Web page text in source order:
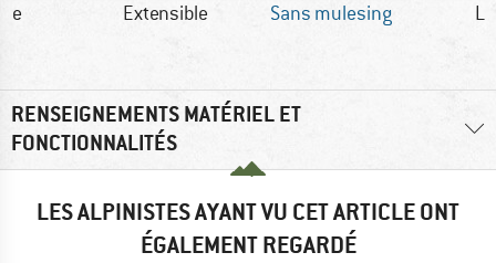
Extensible Sans mulesing
RENSEIGNEMENTS MATÉRIEL ET
FONCTIONNALITÉS
LES ALPINISTES AYANT VU CET ARTICLE ONT
ÉGALEMENT REGARDÉ